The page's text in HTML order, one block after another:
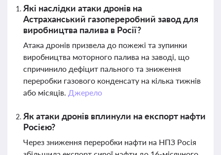
Які наслідки атаки дронів на
Астраханський газопереробний завод для
виробництва палива в Росії?
Атака дронів призвела до пожежі та зупинки
виробництва моторного палива на заводі, що
спричинило дефіцит пального та зниження
переробки газового конденсату на кілька тижнів
або місяців. Джерело
Як атаки дронів вплинули на експорт нафти
Росією?
Через зниження переробки нафти на НПЗ Росія